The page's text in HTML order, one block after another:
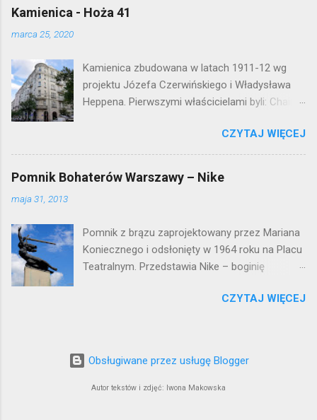
Kamienica - Hoża 41
marca 25, 2020
Kamienica zbudowana w latach 1911-12 wg
projektu Józefa Czerwińskiego i Władysława
Heppena. Pierwszymi właścicielami byli: Chaim
kamienica była zamieszkała przez
pracowników Elektrowni Warszawskiej. Ten
okazały budynek wyszedł bez szwanku z II
wojny światowej. Lokalizacja: Śródmieście
CZYTAJ WIĘCEJ
Pomnik Bohaterów Warszawy – Nike
maja 31, 2013
Pomnik z brązu zaprojektowany przez Mariana
Koniecznego i odsłonięty w 1964 roku na Placu
Teatralnym. Przedstawia Nike – boginię
Przy tworzeniu rysów twarzy rzeźbiarzowi
twarz dziewczynki. W 1997 roku, w związku z
przebudową Placu Teatralnego, Nike
umieszczono przy trasie W-Z, na dużo
CZYTAJ WIĘCEJ
Obsługiwane przez usługę Blogger
Autor tekstów i zdjęć: Iwona Makowska